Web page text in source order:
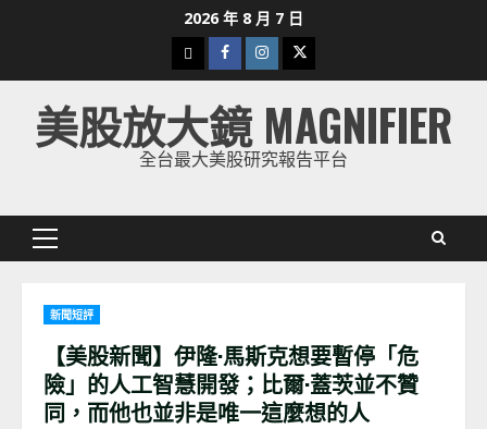
2026 年 8 月 7 日
下
載
美
股
Facebook
Instagram
Twitter
美股放大鏡 MAGNIFIER
全台最大美股研究報告平台
Primary
新聞短評
【美股新聞】伊隆·馬斯克想要暫停「危
險」的人工智慧開發；比爾·蓋茨並不贊
同，而他也並非是唯一這麼想的人